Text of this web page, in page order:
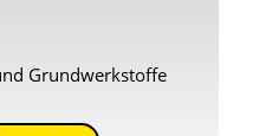
Grundwerkstoffe